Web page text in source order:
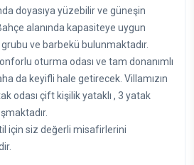
doyasıya yüzebilir ve güneşin
alanında kapasiteye uygun
ve barbekü bulunmaktadır.
oturma odası ve tam donanımlı
da keyifli hale getirecek. Villamızın
odası çift kişilik yataklı , 3 yatak
için siz değerli misafirlerini